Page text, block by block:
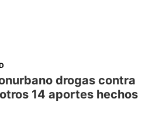
drogas contra
14 aportes hechos